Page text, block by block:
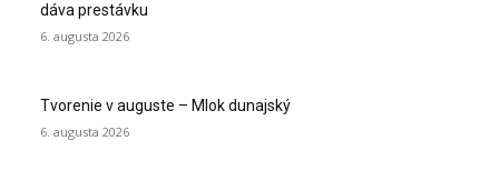
dáva prestávku
6. augusta 2026
Tvorenie v auguste – Mlok dunajský
6. augusta 2026